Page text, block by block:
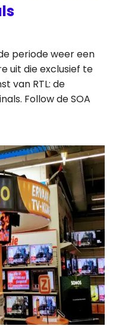
periode weer een
uit die exclusief te
van RTL: de
Follow de SOA